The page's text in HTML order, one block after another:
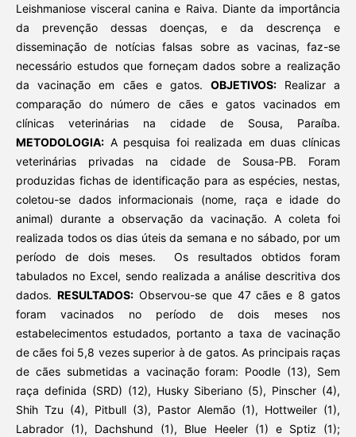
Leishmaniose visceral canina e Raiva. Diante da importância
da prevenção dessas doenças, e da descrença e
disseminação de notícias falsas sobre as vacinas, faz-se
necessário estudos que forneçam dados sobre a realização
da vacinação em cães e gatos. OBJETIVOS:Realizar a
comparação do número de cães e gatos vacinados em
clínicas veterinárias na cidade de Sousa, Paraíba.
METODOLOGIA:A pesquisa foi realizada em duas clínicas
veterinárias privadas na cidade de Sousa-PB. Foram
produzidas fichas de identificação para as espécies, nestas,
coletou-se dados informacionais (nome, raça e idade do
animal) durante a observação da vacinação. A coleta foi
realizada todos os dias úteis da semana e no sábado, por um
período de dois meses. Os resultados obtidos foram
tabulados no Excel, sendo realizada a análise descritiva dos
dados. RESULTADOS:Observou-se que 47 cães e 8 gatos
foram vacinados no período de dois meses nos
estabelecimentos estudados, portanto a taxa de vacinação
de cães foi 5,8 vezes superior à de gatos. As principais raças
de cães submetidas a vacinação foram: Poodle (13), Sem
raça definida (SRD) (12), Husky Siberiano (5), Pinscher (4),
Shih Tzu (4), Pitbull (3), Pastor Alemão (1), Hottweiler (1),
Labrador (1), Dachshund (1), Blue Heeler (1) e Sptiz (1);